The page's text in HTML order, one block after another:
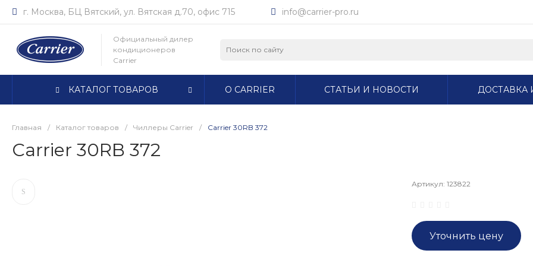
г. Москва, БЦ Вятский, ул. Вятская д.70, офис 715 info@carrier-pro.ru
Официальный дилер
кондиционеров
Carrier
КАТАЛОГ ТОВАРОВ О CARRIER СТАТЬИ И НОВОСТИ ДОСТАВКА
Главная / Каталог товаров / Чиллеры Carrier / Carrier 30RB 372
Carrier 30RB 372
Артикул: 123822
Уточнить цену